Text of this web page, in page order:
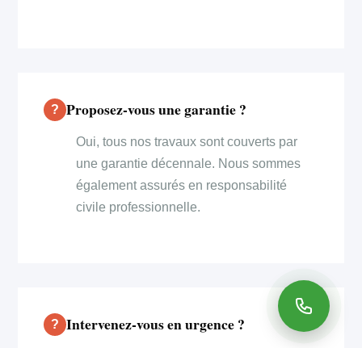
Proposez-vous une garantie ?
Oui, tous nos travaux sont couverts par
une garantie décennale. Nous sommes
également assurés en responsabilité
civile professionnelle.
Intervenez-vous en urgence ?